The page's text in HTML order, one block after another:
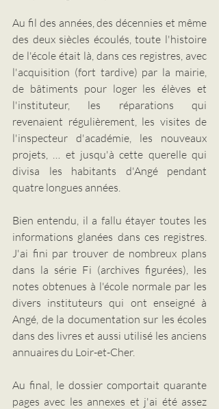
Au fil des années, des décennies et même
des deux siècles écoulés, toute l'histoire
de l'école était là, dans ces registres, avec
l'acquisition (fort tardive) par la mairie,
de bâtiments pour loger les élèves et
l'instituteur, les réparations qui
revenaient régulièrement, les visites de
l'inspecteur d'académie, les nouveaux
projets, … et jusqu'à cette querelle qui
divisa les habitants d'Angé pendant
quatre longues années.
Bien entendu, il a fallu étayer toutes les
informations glanées dans ces registres.
J'ai fini par trouver de nombreux plans
dans la série Fi (archives figurées), les
notes obtenues à l'école normale par les
divers instituteurs qui ont enseigné à
Angé, de la documentation sur les écoles
dans des livres et aussi utilisé les anciens
annuaires du Loir-et-Cher.
Au final, le dossier comportait quarante
pages avec les annexes et j'ai été assez